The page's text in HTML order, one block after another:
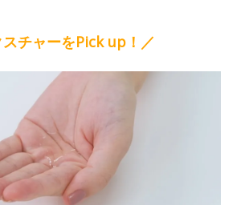
スチャーをPick up！／